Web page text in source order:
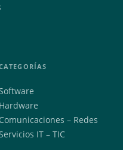
Hardware
Comunicaciones – Redes
IT – TIC